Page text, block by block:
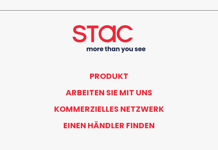
PRODUKT
ARBEITEN SIE MIT UNS
KOMMERZIELLES NETZWERK
EINEN HÄNDLER FINDEN